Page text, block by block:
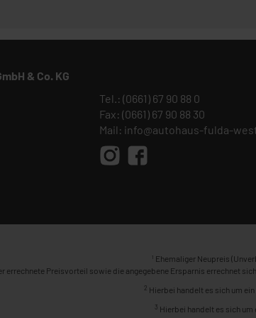
& Co. KG
Tel.: (0661) 67 90 88 0
Fax: (0661) 67 90 88 30
Mail: info@autohaus-fulda-
1 Ehemaliger Neupreis
errechnete Preisvorteil sowie die angegebene Ersparnis errechnet
2 Hierbei handelt es sich um
3 Hierbei handelt es sich